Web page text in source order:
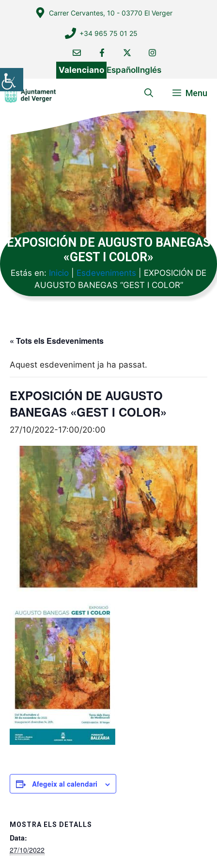
Carrer Cervantes, 10 - 03770 El Verger
+34 965 75 01 25
Valenciano EspañolInglés
Menu
EXPOSICIÓN DE AUGUSTO BANEGAS
«GEST I COLOR»
Estás en: Inicio Esdeveniments
EXPOSICIÓN DE
AUGUSTO BANEGAS “GEST I COLOR”
« Tots els Esdeveniments
Aquest esdeveniment ja ha passat.
EXPOSICIÓN DE AUGUSTO
BANEGAS «GEST I COLOR»
27/10/2022-17:00/20:00
Afegeix al calendari
MOSTRA ELS DETALLS
Data:
27/10/2022